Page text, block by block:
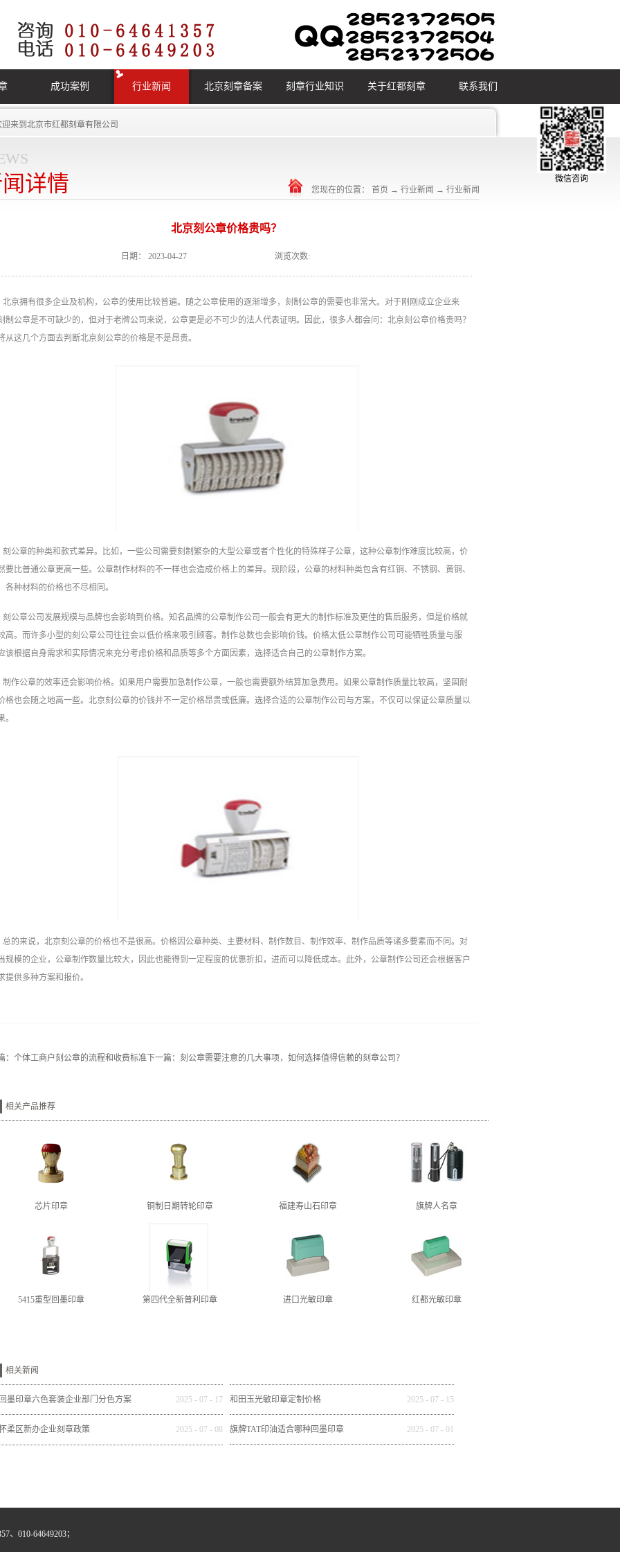
成功案例 行业新闻 北京刻章备案 刻章行业知识 关于红都刻章 联系我们
迎来到 北京市红都刻章有限公司
详情
您现在的位置： 首页 → 行业新闻 → 行业新闻
北京刻公章价格贵吗？
日期： 2023-04-27 浏览次数:
北京拥有很多企业及机构，公章的使用比较普遍。随之公章使用的逐渐增多，刻制公章的需要也非常大。对于刚刚成立企业来
制公章是不可缺少的，但对于老牌公司来说，公章更是必不可少的法人代表证明。因此，很多人都会问：北京刻公章价格贵吗？
从这几个方面去判断北京刻公章的价格是不是昂贵。
刻公章的种类和款式差异。比如，一些公司需要刻制繁杂的大型公章或者个性化的特殊样子公章，这种公章制作难度比较高，价
要比普通公章更高一些。公章制作材料的不一样也会造成价格上的差异。现阶段，公章的材料种类包含有红铜、不锈钢、黄铜、
各种材料的价格也不尽相同。
刻公章公司发展规模与品牌也会影响到价格。知名品牌的公章制作公司一般会有更大的制作标准及更佳的售后服务，但是价格就
高。而许多小型的刻公章公司往往会以低价格来吸引顾客。制作总数也会影响价钱。价格太低公章制作公司可能牺牲质量与服
该根据自身需求和实际情况来充分考虑价格和品质等多个方面因素，选择适合自己的公章制作方案。
制作公章的效率还会影响价格。如果用户需要加急制作公章，一般也需要额外结算加急费用。如果公章制作质量比较高，坚固耐
格也会随之地高一些。北京刻公章的价钱并不一定价格昂贵或低廉。选择合适的公章制作公司与方案，不仅可以保证公章质量以
。
总的来说，北京刻公章的价格也不是很高。价格因公章种类、主要材料、制作数目、制作效率、制作品质等诸多要素而不同。对
规模的企业，公章制作数量比较大，因此也能得到一定程度的优惠折扣，进而可以降低成本。此外，公章制作公司还会根据客户
提供多种方案和报价。
：个体工商户刻公章的流程和收费标准下一篇：刻公章需要注意的几大事项，如何选择值得信赖的刻章公司？
相关产品推荐
芯片印章 铜制日期转轮印章 福建寿山石印章 旗牌人名章
5415重型回墨印章 第四代全新普利印章 进口光敏印章 红都光敏印章
相关新闻
回墨印章六色套装企业部门分色方案 2025 -07 - 17 和田玉光敏印章定制价格 2025 -07 - 15
柔区新办企业刻章政策 2025 -07 -08 旗牌TAT印油适合哪种回墨印章 2025 -07 -01
、010-64649203；
微信咨询